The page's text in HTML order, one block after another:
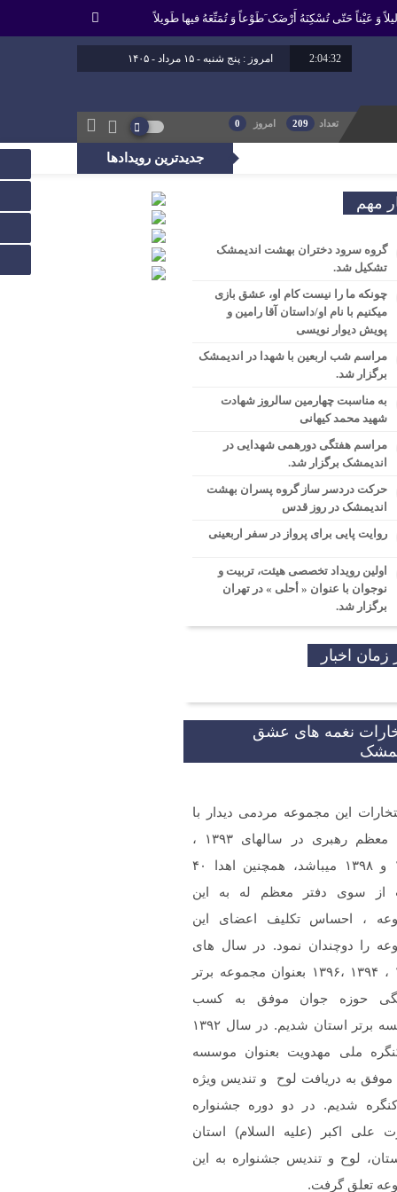
وَ عَیْناً حَتّى تُسْکِنَهُ أَرْضَک َطَوْعاً وَ تُمَتِّعَهُ فیها طَویلاً
2:04:33 امروز : پنج شنبه - ۱۵ مرداد - ۱۴۰۵
برابر با : Thursday - 6 August - 2026
تعداد 209 امروز 0
جدیدترین رویدادها
راه عدالت را بپیماید.
مهم
گروه سرود دختران بهشت اندیمشک
تشکیل شد.
چونکه ما را نیست کام او، عشق بازی
میکنیم با نام او/داستان آقا رامین و
پویش دیوار نویسی
مراسم شب اربعین با شهدا در اندیمشک
برگزار شد.
به مناسبت چهارمین سالروز شهادت
شهید محمد کیهانی
مراسم هفتگی دورهمی شهدایی در
اندیمشک برگزار شد.
حرکت دردسر ساز گروه پسران بهشت
اندیمشک در روز قدس
روایت پایی برای پرواز در سفر اربعینی
اولین رویداد تخصصی هیئت، تربیت و
نوجوان با عنوان « أحلی » در تهران
برگزار شد.
زمان اخبار
نغمه های عشق
این مجموعه مردمی دیدار با
مقام معظم رهبری در سالهای ۱۳۹۳ ،
۱۳۹۷ و ۱۳۹۸ میباشد، همچنین اهدا ۴۰
از سوی دفتر معظم له به این
، احساس تکلیف اعضای این
را دوچندان نمود. در سال های
۱۳۹۲ ، ۱۳۹۴ ،۱۳۹۶ بعنوان مجموعه برتر
حوزه جوان موفق به کسب
موسسه برتر استان شدیم. در سال ۱۳۹۲
ملی مهدویت بعنوان موسسه
موفق به دریافت لوح و تندیس ویژه
شدیم. در دو دوره جشنواره
علی اکبر (علیه السلام) استان
لوح و تندیس جشنواره به این
تعلق گرفت.